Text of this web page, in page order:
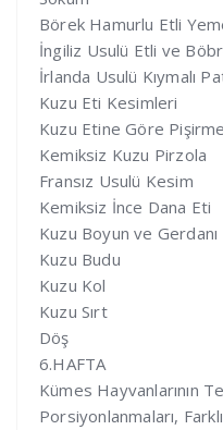
Börek Hamurlu Etli
İngiliz Usulü Etli ve
İrlanda Usulü Kıymalı
Kuzu Eti Kesimleri
Kuzu Etine Göre
Kemiksiz Kuzu Pirzola
Fransız Usulü Kesim
Kemiksiz İnce Dana Eti
Kuzu Boyun ve Gerdanı
Kuzu Budu
Kuzu Kol
Kuzu Sırt
Döş
6.HAFTA
Kümes Hayvanlarının
Porsiyonlanmaları,